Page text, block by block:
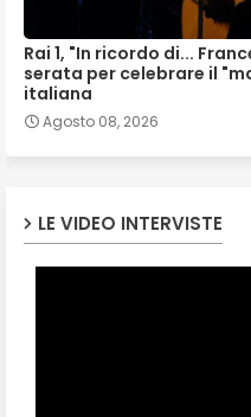
Rai 1, "In ricordo di...
serata per celebrare il
italiana
Agosto 08, 2026
LE VIDEO INTERVISTE